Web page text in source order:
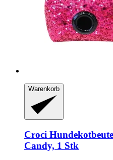
Warenkorb
Croci
Candy, 1 Stk